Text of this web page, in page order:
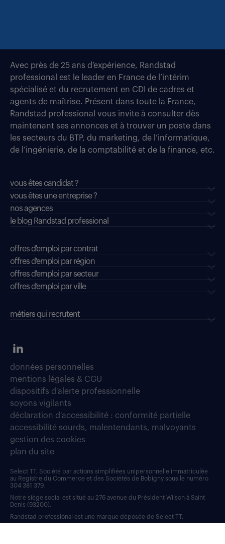
Avec près de 25 ans d’expérience, Randstad
professional est le leader en France de l’intérim
spécialisé et du recrutement en CDI de cadres et
agents de maîtrise. Présent dans toute la France,
Randstad professional vous invite à consulter dès
maintenant ses annonces et à trouver un poste dans
les secteurs du BTP, du marketing, de l’informatique,
de l’ingénierie, de la comptabilité et de la finance, etc.
vous êtes candidat ?
vous êtes une entreprise ?
nos agences
le blog Randstad professional
offres d'emploi par contrat
offres d'emploi par région
offres d'emploi par secteur
offres d’emploi par ville
métiers qui recrutent
données personnelles
mentions légales & CGU
dispositifs d'alerte professionnelle
soyons vigilants
déclaration d'accessibilité : conformité partielle
accessibilité sourds, malentendants, malvoyants
gestion des cookies
plan du site
Select TT, Société par actions simplifiées unipersonnelle immatriculée
au Registre du Commerce et des Sociétés de Bobigny sous le numéro
304 381 379.
Notre siège social est situé au 276 avenue du Président Wilson à Saint
Denis (93200).
Randstad professional est une marque déposée de Select TT.